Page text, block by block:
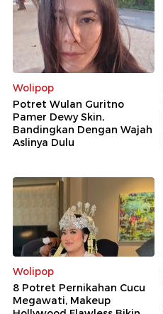
Wolipop
Potret Wulan Guritno
Pamer Dewy Skin,
Bandingkan Dengan Wajah
Aslinya Dulu
Wolipop
8 Potret Pernikahan Cucu
Megawati, Makeup